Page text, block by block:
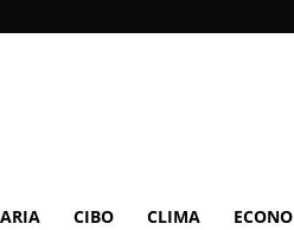
ARIA CIBO CLIMA